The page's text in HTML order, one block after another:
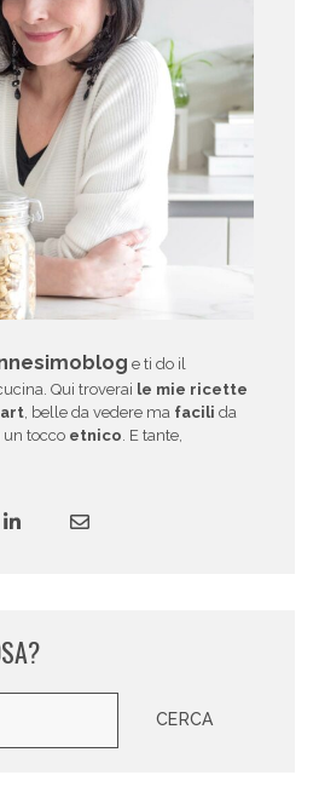
e ti do il
Qui troverai le mie ricette
, belle da vedere ma facili da
un tocco etnico. E tante,
CERCA